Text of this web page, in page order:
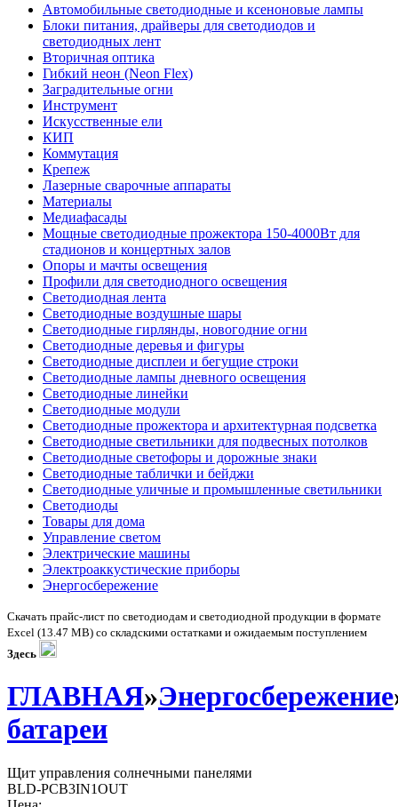
Автомобильные светодиодные и ксеноновые лампы
Блоки питания, драйверы для светодиодов и
светодиодных лент
Вторичная оптика
Гибкий неон (Neon Flex)
Заградительные огни
Инструмент
Искусственные ели
КИП
Коммутация
Крепеж
Лазерные сварочные аппараты
Материалы
Медиафасады
Мощные светодиодные прожектора 150-4000Вт для
стадионов и концертных залов
Опоры и мачты освещения
Профили для светодиодного освещения
Светодиодная лента
Светодиодные воздушные шары
Светодиодные гирлянды, новогодние огни
Светодиодные деревья и фигуры
Светодиодные дисплеи и бегущие строки
Светодиодные лампы дневного освещения
Светодиодные линейки
Светодиодные модули
Светодиодные прожектора и архитектурная подсветка
Светодиодные светильники для подвесных потолков
Светодиодные светофоры и дорожные знаки
Светодиодные таблички и бейджи
Светодиодные уличные и промышленные светильники
Светодиоды
Товары для дома
Управление светом
Электрические машины
Электроаккустические приборы
Энергосбережение
Скачать прайс-лист по светодиодам и светодиодной продукции в формате
Excel (13.47 MB) со складскими остатками и ожидаемым поступлением
Здесь
ГЛАВНАЯ»Энергосбережение
батареи
Щит управления солнечными панелями
BLD-PCB3IN1OUT